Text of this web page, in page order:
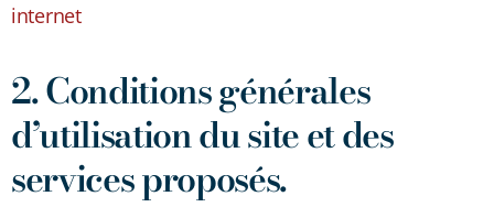
internet
2. Conditions générales
d’utilisation du site et des
services proposés.